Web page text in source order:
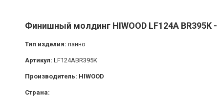
Финишный молдинг HIWOOD LF124A BR395K
Тип изделия: панно
Артикул: LF124ABR395K
Производитель: HIWOOD
Страна: